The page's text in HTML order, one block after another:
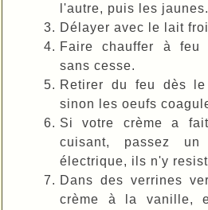
l'autre, puis les jaunes.
Délayer avec le lait
Faire chauffer à feu
sans cesse.
Retirer du feu dès
sinon les oeufs
Si votre crème a
cuisant, passez
électrique, ils n'y
Dans des verrines
crème à la vanille,